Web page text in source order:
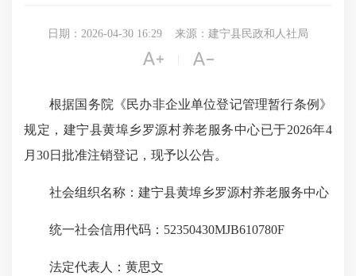
日期：2026-04-30 16:29 来源：建宁县民政和人社局
 
根据国务院《民办非企业单位登记管理暂行条例》
规定，建宁县黄埠乡罗源村养老服务中心已于2026年4
月30日批准注销登记，现予以公告。
社会组织名称：建宁县黄埠乡罗源村养老服务中心
统一社会信用代码：52350430MJB610780F
法定代表人：黄思文